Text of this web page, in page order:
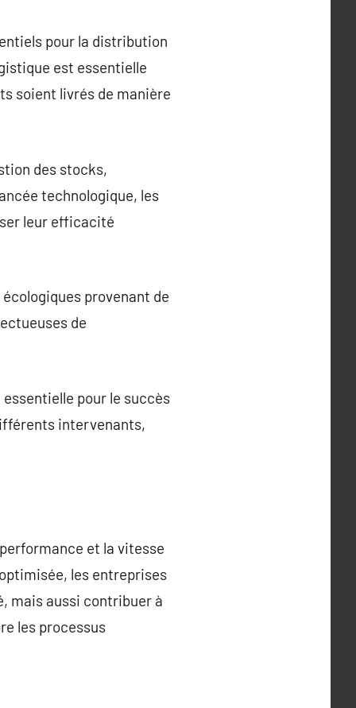
pour la distribution
est essentielle
soient livrés de manière
des stocks,
technologique, les
leur efficacité
provenant de
de
pour le succès
intervenants,
et la vitesse
les entreprises
mais aussi contribuer à
les processus